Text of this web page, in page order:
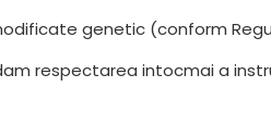
genetic (conform
respectarea intocmai a